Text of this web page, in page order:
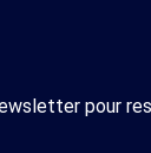
pour